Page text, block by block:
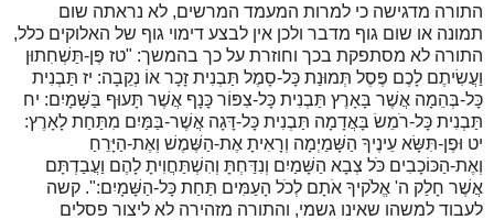
התורה מדגישה כי למרות המעמד המרשים, לא נראתה שום
תמונה או שום גוף מדבר ולכן אין לבצע דימוי גוף של האלוקים כלל,
התורה לא מסתפקת בכך וחוזרת על כך בהמשך: "טז פֶּן-תַּשְׁחִתוּן
וַעֲשִׂיתֶם לָכֶם פֶּסֶל תְּמוּנַת כָּל-סָמֶל תַּבְנִית זָכָר אוֹ נְקֵבָה: יז תַּבְנִית
כָּל-בְּהֵמָה אֲשֶׁר בָּאָרֶץ תַּבְנִית כָּל-צִפּוֹר כָּנָף אֲשֶׁר תָּעוּף בַּשָּׁמָיִם: יח
תַּבְנִית כָּל-רֹמֵשׂ בָּאֲדָמָה תַּבְנִית כָּל-דָּגָה אֲשֶׁר-בַּמַּיִם מִתַּחַת לָאָרֶץ:
יט וּפֶן-תִּשָּׂא עֵינֶיךָ הַשָּׁמַיְמָה וְרָאִיתָ אֶת-הַשֶּׁמֶשׁ וְאֶת-הַיָּרֵחַ
וְאֶת-הַכּוֹכָבִים כֹּל צְבָא הַשָּׁמַיִם וְנִדַּחְתָּ וְהִשְׁתַּחֲוִיתָ לָהֶם וַעֲבַדְתָּם
אֲשֶׁר חָלַק ה' אֱלֹקיךָ אֹתָם לְכֹל הָעַמִּים תַּחַת כָּל-הַשָּׁמָיִם:". קשה
לעבוד למשהו שאינו גשמי, והתורה מזהירה לא ליצור פסלים